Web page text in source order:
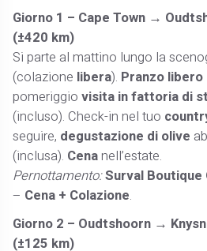
Giorno 1 – Cape Town →
(±420 km)
Si parte al mattino lungo la
(colazione libera). Pranzo libero
pomeriggiovisita in fattoria di
(incluso). Check-in nel tuo
seguire, degustazione di olive
(inclusa). Cenanell’estate.
Pernottamento:Surval Boutique
– Cena + Colazione.
Giorno 2 – Oudtshoorn →
(±125 km)